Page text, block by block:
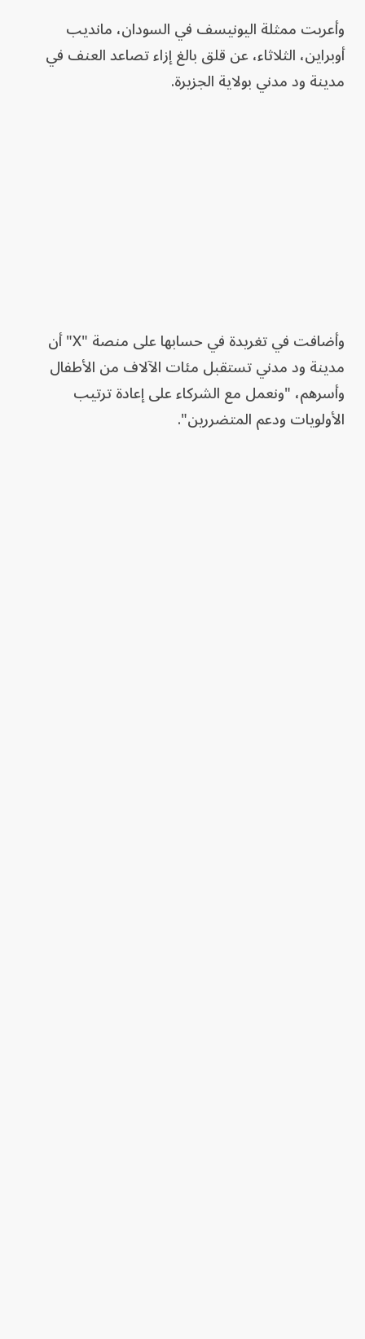
وأعربت ممثلة اليونيسف في السودان، مانديب
أوبراين، الثلاثاء، عن قلق بالغ إزاء تصاعد العنف في
مدينة ود مدني بولاية الجزيرة.
وأضافت في تغريدة في حسابها على منصة "X" أن
مدينة ود مدني تستقبل مئات الآلاف من الأطفال
وأسرهم، "ونعمل مع الشركاء على إعادة ترتيب
الأولويات ودعم المتضررين".